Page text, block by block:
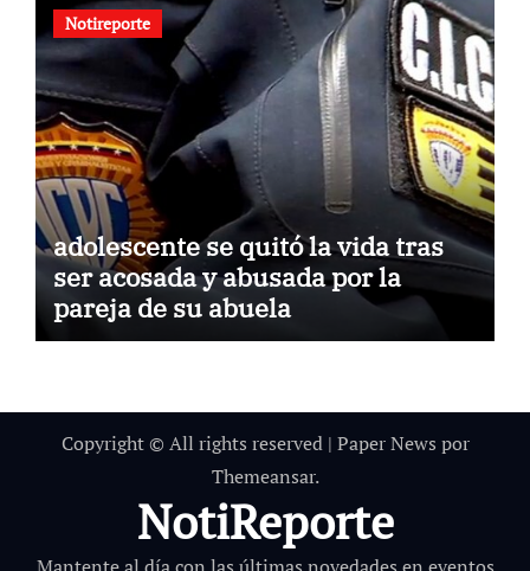
Notireporte
adolescente se quitó la vida tras
ser acosada y abusada por la
pareja de su abuela
Copyright © All rights reserved | Paper News por
Themeansar.
NotiReporte